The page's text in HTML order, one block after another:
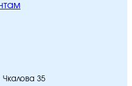
Чкалова 35